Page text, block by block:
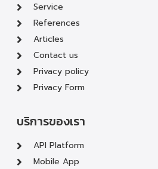
Service
References
Articles
Contact us
Privacy policy
Privacy Form
บริการของเรา
API Platform
Mobile App